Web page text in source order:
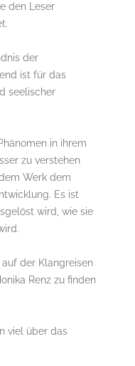
den Leser
der
ist für das
seelischer
in ihrem
zu verstehen
Werk dem
Es ist
wird, wie sie
der Klangreisen
Renz zu finden
viel über das